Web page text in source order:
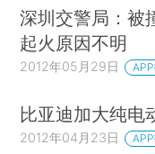
深圳交警局：被
起火原因不明
2012年05月29日
比亚迪加大纯电
2012年04月23日